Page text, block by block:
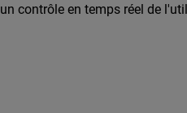
contrôle en temps réel de